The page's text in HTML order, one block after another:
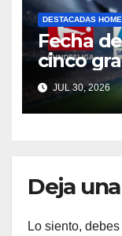
DESTACADAS HOME
Fecha
cinco
JUL 30, 2026
Deja
Lo siento,